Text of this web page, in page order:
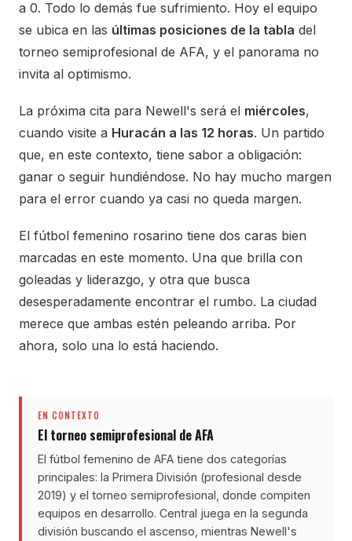
a 0. Todo lo demás fue sufrimiento. Hoy el equipo
se ubica en las últimas posiciones de la tabla del
torneo semiprofesional de AFA, y el panorama no
invita al optimismo.
La próxima cita para Newell's será el miércoles,
cuando visite a Huracán a las 12 horas. Un partido
que, en este contexto, tiene sabor a obligación:
ganar o seguir hundiéndose. No hay mucho margen
para el error cuando ya casi no queda margen.
El fútbol femenino rosarino tiene dos caras bien
marcadas en este momento. Una que brilla con
goleadas y liderazgo, y otra que busca
desesperadamente encontrar el rumbo. La ciudad
merece que ambas estén peleando arriba. Por
ahora, solo una lo está haciendo.
EN CONTEXTO
El torneo semiprofesional de AFA
El fútbol femenino de AFA tiene dos categorías
principales: la Primera División (profesional desde
2019) y el torneo semiprofesional, donde compiten
equipos en desarrollo. Central juega en la segunda
división buscando el ascenso, mientras Newell's